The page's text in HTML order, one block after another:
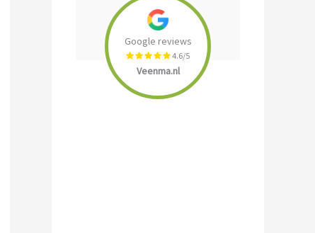
Google reviews
4.6/5
Veenma.nl